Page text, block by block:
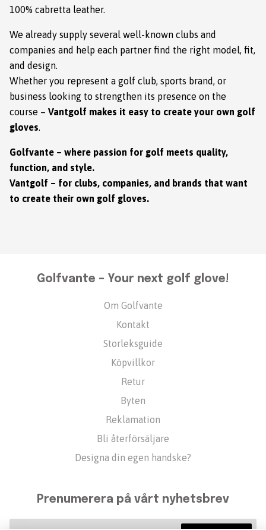
100% cabretta leather.
We already supply several well-known clubs and
companies and help each partner find the right model, fit,
and design.
Whether you represent a golf club, sports brand, or
business looking to strengthen its presence on the
course – Vantgolf makes it easy to create your own golf
gloves.
Golfvante – where passion for golf meets quality,
function, and style.
Vantgolf – for clubs, companies, and brands that want
to create their own golf gloves.
Golfvante – Your next golf glove!
Om Golfvante
Kontakt
Storleksguide
Köpvillkor
Retur
Byten
Reklamation
Bli återförsäljare
Designa din egen handske?
Prenumerera på vårt nyhetsbrev